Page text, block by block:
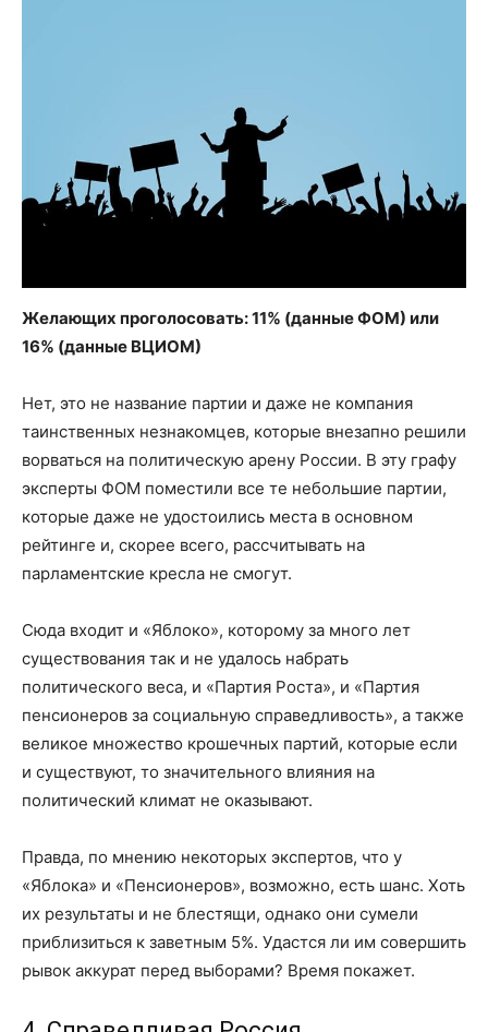
Желающих проголосовать: 11% (данные ФОМ) или
16% (данные ВЦИОМ)
Нет, это не название партии и даже не компания
таинственных незнакомцев, которые внезапно решили
ворваться на политическую арену России. В эту графу
эксперты ФОМ поместили все те небольшие партии,
которые даже не удостоились места в основном
рейтинге и, скорее всего, рассчитывать на
парламентские кресла не смогут.
Сюда входит и «Яблоко», которому за много лет
существования так и не удалось набрать
политического веса, и «Партия Роста», и «Партия
пенсионеров за социальную справедливость», а также
великое множество крошечных партий, которые если
и существуют, то значительного влияния на
политический климат не оказывают.
Правда, по мнению некоторых экспертов, что у
«Яблока» и «Пенсионеров», возможно, есть шанс. Хоть
их результаты и не блестящи, однако они сумели
приблизиться к заветным 5%. Удастся ли им совершить
рывок аккурат перед выборами? Время покажет.